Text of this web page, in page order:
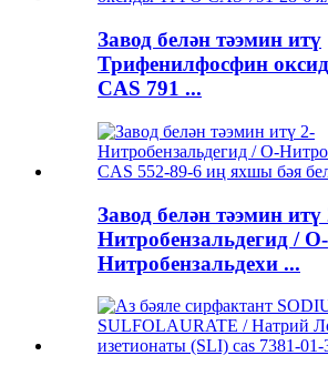
Завод белән тәэмин итү
Трифенилфосфин
CAS 791 ...
Завод белән тәэмин итү
Нитробензальдегид / О-
Нитробензальдехи ...